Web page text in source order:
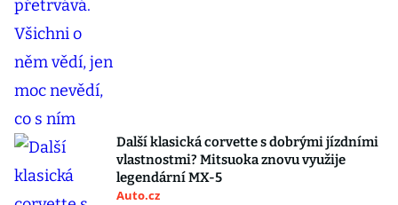
Další klasická corvette s dobrými jízdními
vlastnostmi? Mitsuoka znovu využije
legendární MX-5
Auto.cz